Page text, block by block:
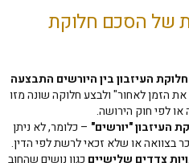
של הסכם חלוקת
העיזבון בין היורשים התבצעה
הזמן לאחור" ולבצע חלוקה שונה מזו
לפי חוק הירושה.
העיזבון "יורשים"– כלומר, לא ניתן
או שלא זכאי לרשת לפי הדין.
צדדים שלישייםכגון נושים שהחוב